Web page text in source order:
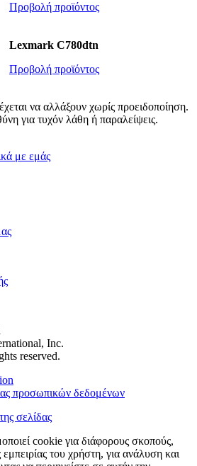
Προβολή προϊόντος
Lexmark C780dtn
Προβολή προϊόντος
να αλλάξουν χωρίς προειδοποίηση.
για τυχόν λάθη ή παραλείψεις.
με εμάς
Inc.
reserved.
προσωπικών δεδομένων
σελίδας
cookie για διάφορους σκοπούς,
του χρήστη, για ανάλυση και